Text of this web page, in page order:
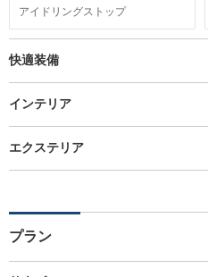
アイドリングストップ
快適装備
インテリア
エクステリア
プラン